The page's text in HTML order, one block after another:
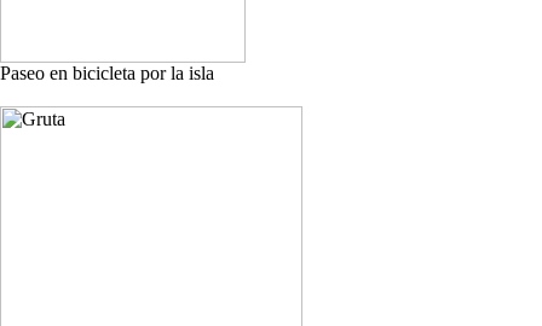
Paseo en bicicleta por la isla